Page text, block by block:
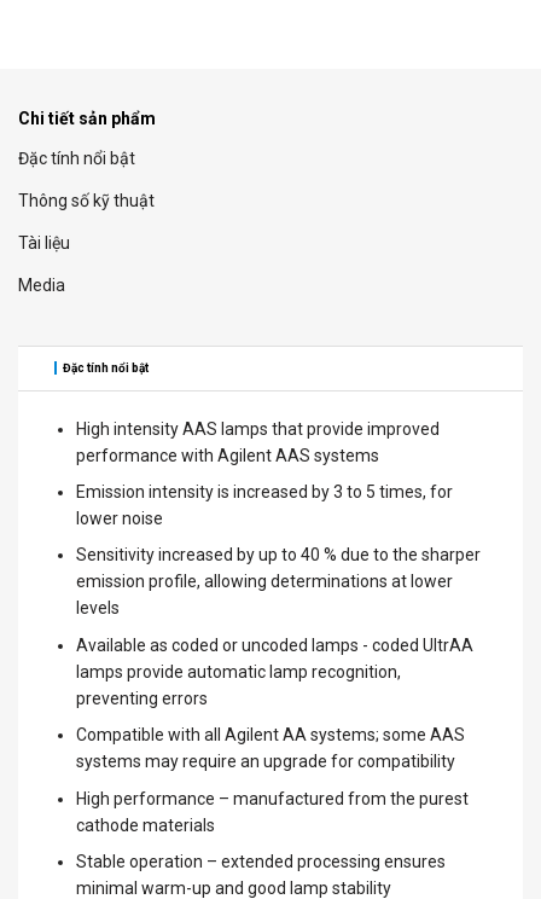
Chi tiết sản phẩm
Đặc tính nổi bật
Thông số kỹ thuật
Tài liệu
Media
Đặc tính nổi bật
High intensity AAS lamps that provide improved
performance with Agilent AAS systems
Emission intensity is increased by 3 to 5 times, for
lower noise
Sensitivity increased by up to 40 % due to the sharper
emission profile, allowing determinations at lower
levels
Available as coded or uncoded lamps - coded UltrAA
lamps provide automatic lamp recognition,
preventing errors
Compatible with all Agilent AA systems; some AAS
systems may require an upgrade for compatibility
High performance – manufactured from the purest
cathode materials
Stable operation – extended processing ensures
minimal warm-up and good lamp stability